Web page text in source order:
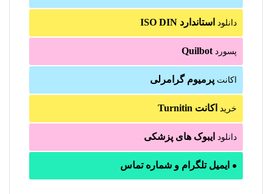
دانلود استاندارد ISO DIN
پسوردQuilbot
اکانت پرمیوم گرامرلی
خرید اکانت Turnitin
دانلود ایبوک های پزشکی
● ایمیل تلگرام و شماره تماس